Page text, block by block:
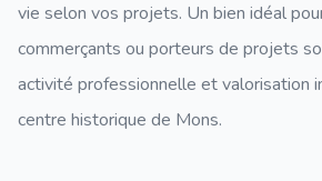
vie selon vos projets. Un bien idéal
commerçants ou porteurs de projets
activité professionnelle et valorisation
centre historique de Mons.